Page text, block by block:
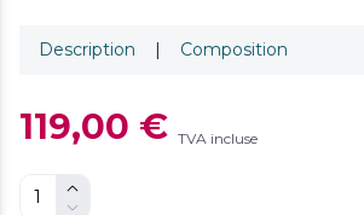
Description Composition
119,00 € TVA incluse